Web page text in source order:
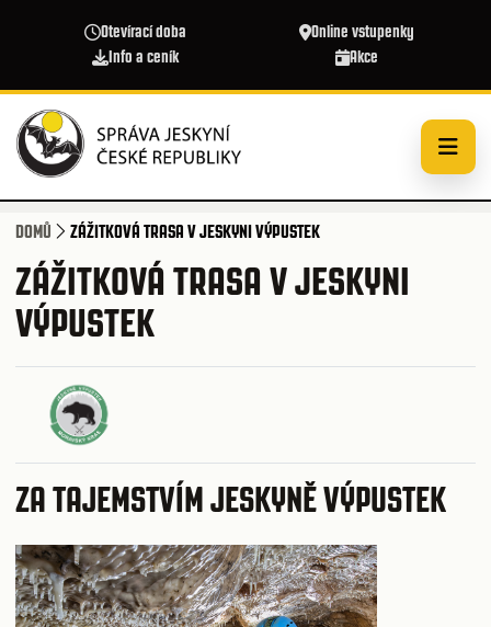
Otevírací doba
Online vstupenky
Info a ceník
Akce
DOMŮ ZÁŽITKOVÁ TRASA V JESKYNI VÝPUSTEK
ZÁŽITKOVÁ TRASA V JESKYNI
VÝPUSTEK
ZA TAJEMSTVÍM JESKYNĚ VÝPUSTEK